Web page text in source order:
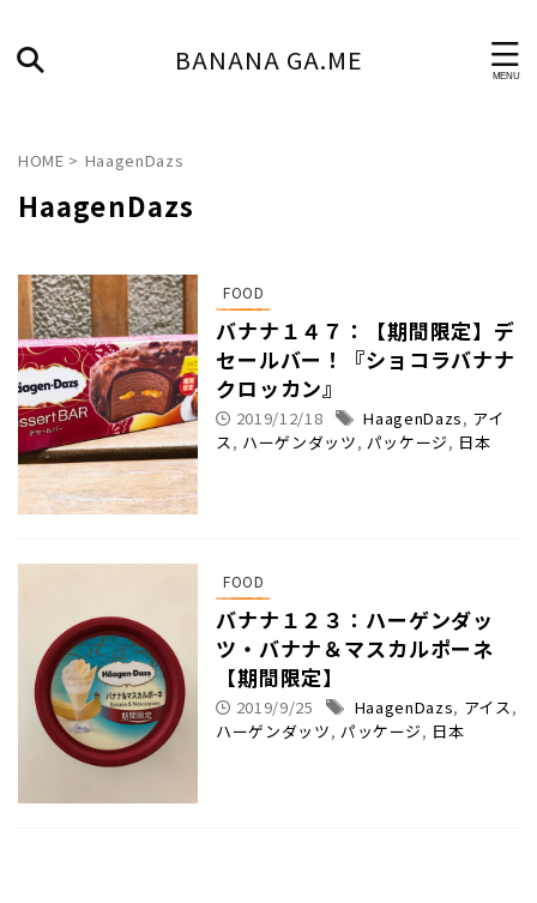
BANANA GA.ME
HOME > HaagenDazs
HaagenDazs
FOOD
バナナ１４７：【期間限定】デ
セールバー！『ショコラバナナ
クロッカン』
2019/12/18 HaagenDazs, アイ
ス, ハーゲンダッツ, パッケージ, 日本
FOOD
バナナ１２３：ハーゲンダッ
ツ・バナナ＆マスカルポーネ
【期間限定】
2019/9/25 HaagenDazs, アイス,
ハーゲンダッツ, パッケージ, 日本